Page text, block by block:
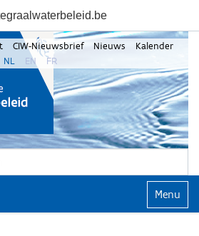
CIW-Nieuwsbrief Nieuws
Kalender
NL EN FR
Klap